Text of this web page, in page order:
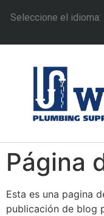
Seleccione el idioma:
Página
Esta es una pagina
publicación de blog